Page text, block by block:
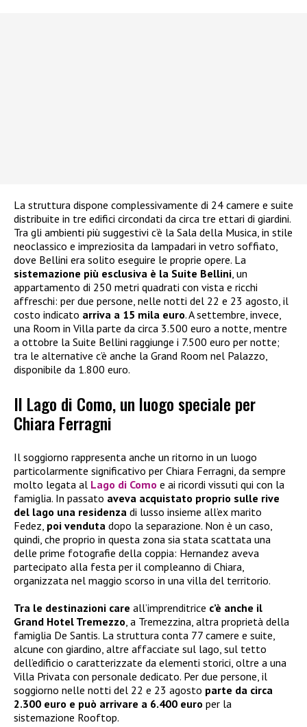
La struttura dispone complessivamente di 24 camere e suite
distribuite in tre edifici circondati da circa tre ettari di giardini.
Tra gli ambienti più suggestivi c’è la Sala della Musica, in stile
neoclassico e impreziosita da lampadari in vetro soffiato,
dove Bellini era solito eseguire le proprie opere. La
sistemazione più esclusiva è la Suite Bellini , un
appartamento di 250 metri quadrati con vista e ricchi
affreschi: per due persone, nelle notti del 22 e 23 agosto, il
costo indicato arriva a 15 mila euro. A settembre, invece,
una Room in Villa parte da circa 3.500 euro a notte, mentre
a ottobre la Suite Bellini raggiunge i 7.500 euro per notte;
tra le alternative c’è anche la Grand Room nel Palazzo,
disponibile da 1.800 euro.
Il Lago di Como, un luogo speciale per
Chiara Ferragni
Il soggiorno rappresenta anche un ritorno in un luogo
particolarmente significativo per Chiara Ferragni, da sempre
molto legata al Lago di Como e ai ricordi vissuti qui con la
famiglia. In passato aveva acquistato proprio sulle rive
del lago una residenza di lusso insieme all’ex marito
Fedez, poi venduta dopo la separazione. Non è un caso,
quindi, che proprio in questa zona sia stata scattata una
delle prime fotografie della coppia: Hernandez aveva
partecipato alla festa per il compleanno di Chiara,
organizzata nel maggio scorso in una villa del territorio.
Tra le destinazioni care all’imprenditrice c’è anche il
Grand Hotel Tremezzo, a Tremezzina, altra proprietà della
famiglia De Santis. La struttura conta 77 camere e suite,
alcune con giardino, altre affacciate sul lago, sul tetto
dell’edificio o caratterizzate da elementi storici, oltre a una
Villa Privata con personale dedicato. Per due persone, il
soggiorno nelle notti del 22 e 23 agosto parte da circa
2.300 euro e può arrivare a 6.400 euro per la
sistemazione Rooftop.